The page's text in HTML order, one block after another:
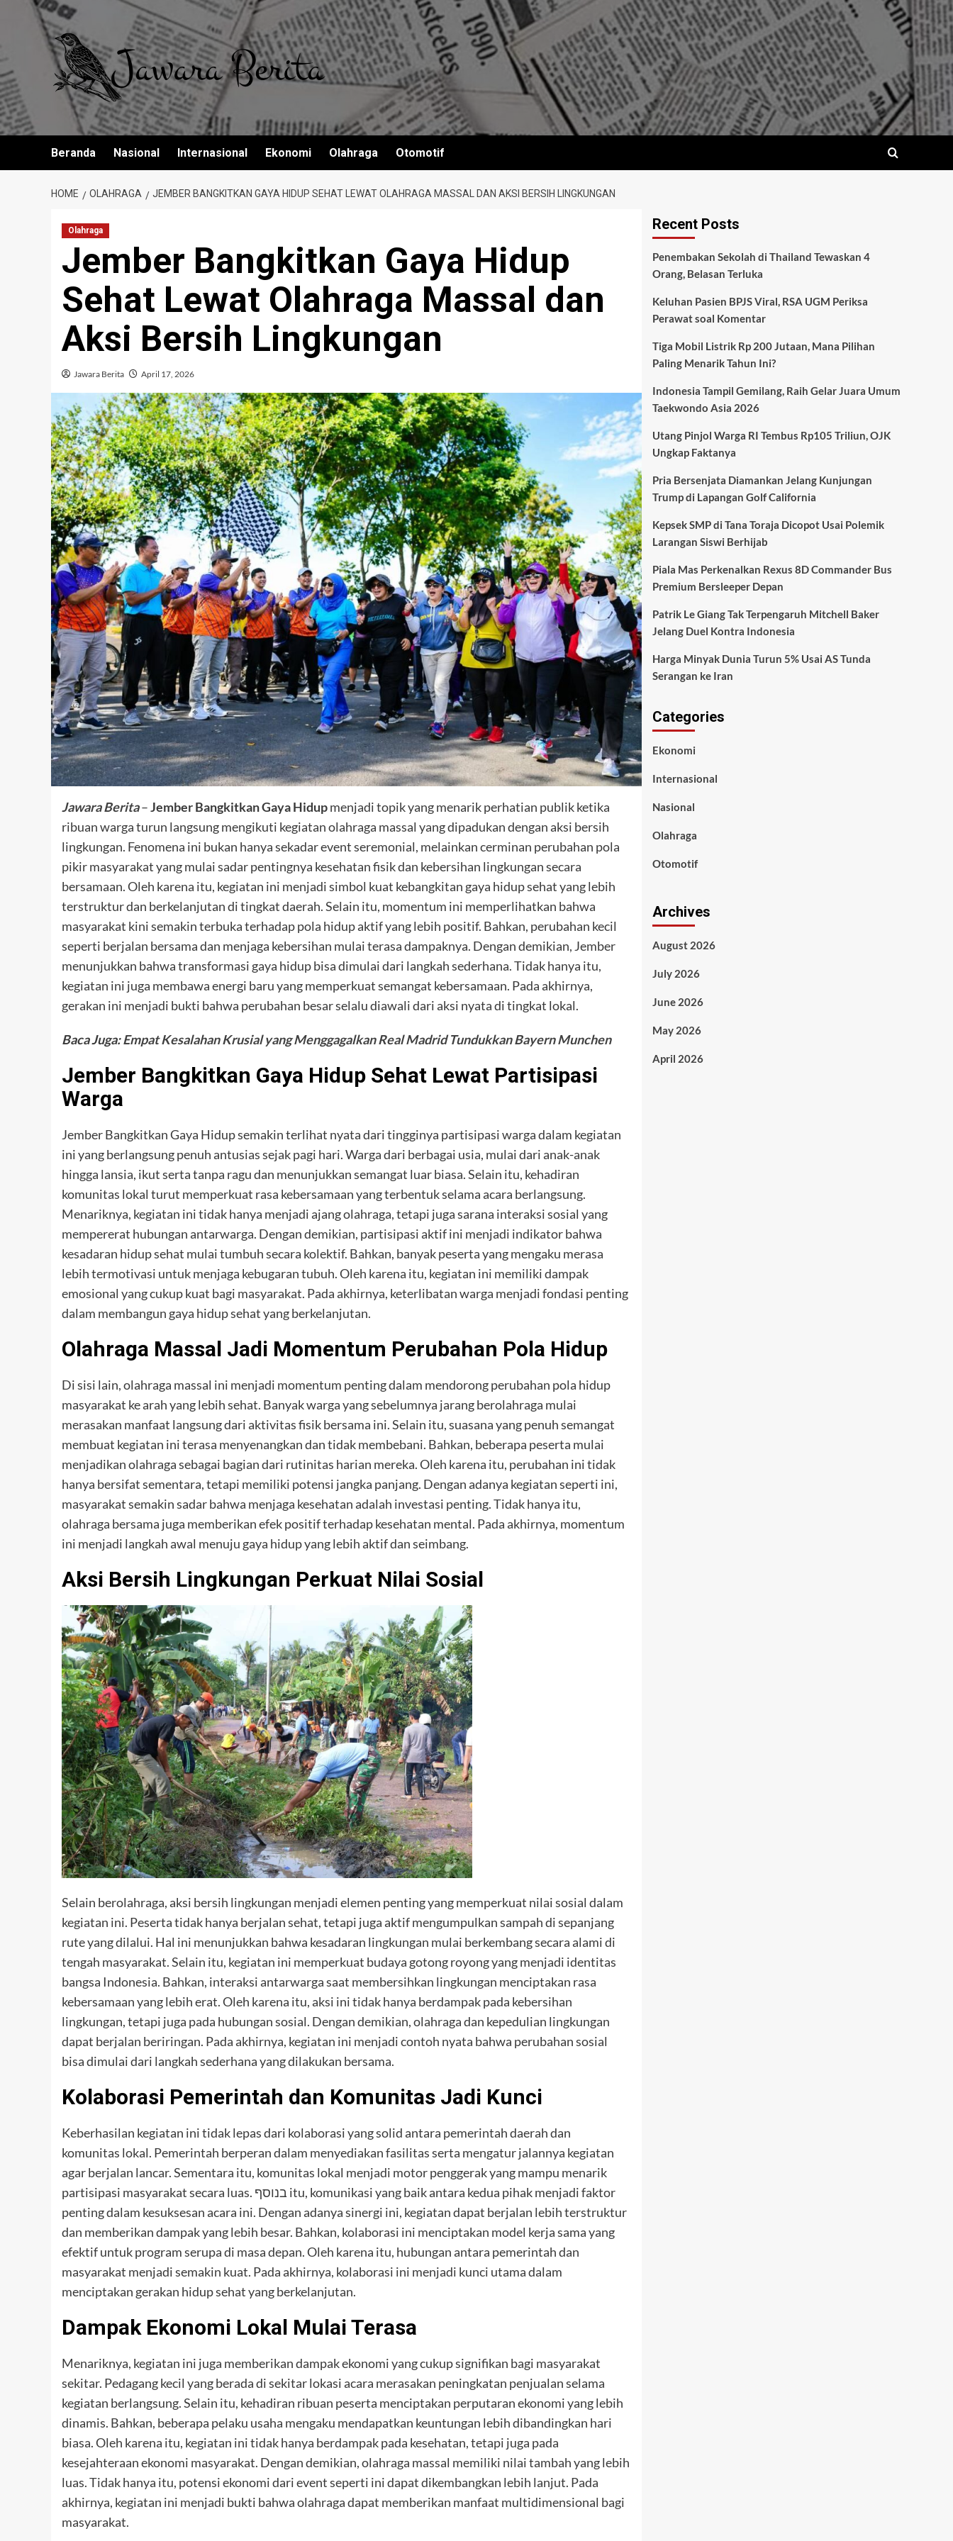
content
Beranda Nasional Internasional Ekonomi Olahraga Otomotif
HOME OLAHRAGA JEMBER BANGKITKAN GAYA HIDUP SEHAT LEWAT OLAHRAGA MASSAL DAN AKSI BERSIH LINGKUNGAN
Olahraga
Jember Bangkitkan Gaya Hidup
Sehat Lewat Olahraga Massal dan
Aksi Bersih Lingkungan
Jawara Berita April 17, 2026
Jawara Berita–Jember Bangkitkan Gaya Hidupmenjadi topik yang menarik perhatian publik ketika
ribuan warga turun langsung mengikuti kegiatan olahraga massal yang dipadukan dengan aksi bersih
lingkungan. Fenomena ini bukan hanya sekadar event seremonial, melainkan cerminan perubahan pola
pikir masyarakat yang mulai sadar pentingnya kesehatan fisik dan kebersihan lingkungan secara
bersamaan. Oleh karena itu, kegiatan ini menjadi simbol kuat kebangkitan gaya hidup sehat yang lebih
terstruktur dan berkelanjutan di tingkat daerah. Selain itu, momentum ini memperlihatkan bahwa
masyarakat kini semakin terbuka terhadap pola hidup aktif yang lebih positif. Bahkan, perubahan kecil
seperti berjalan bersama dan menjaga kebersihan mulai terasa dampaknya. Dengan demikian, Jember
menunjukkan bahwa transformasi gaya hidup bisa dimulai dari langkah sederhana. Tidak hanya itu,
kegiatan ini juga membawa energi baru yang memperkuat semangat kebersamaan. Pada akhirnya,
gerakan ini menjadi bukti bahwa perubahan besar selalu diawali dari aksi nyata di tingkat lokal.
Baca Juga:Empat Kesalahan Krusial yang Menggagalkan Real Madrid Tundukkan Bayern Munchen
Jember Bangkitkan Gaya Hidup Sehat Lewat Partisipasi
Warga
Jember Bangkitkan Gaya Hidup semakin terlihat nyata dari tingginya partisipasi warga dalam kegiatan
ini yang berlangsung penuh antusias sejak pagi hari. Warga dari berbagai usia, mulai dari anak-anak
hingga lansia, ikut serta tanpa ragu dan menunjukkan semangat luar biasa. Selain itu, kehadiran
komunitas lokal turut memperkuat rasa kebersamaan yang terbentuk selama acara berlangsung.
Menariknya, kegiatan ini tidak hanya menjadi ajang olahraga, tetapi juga sarana interaksi sosial yang
mempererat hubungan antarwarga. Dengan demikian, partisipasi aktif ini menjadi indikator bahwa
kesadaran hidup sehat mulai tumbuh secara kolektif. Bahkan, banyak peserta yang mengaku merasa
lebih termotivasi untuk menjaga kebugaran tubuh. Oleh karena itu, kegiatan ini memiliki dampak
emosional yang cukup kuat bagi masyarakat. Pada akhirnya, keterlibatan warga menjadi fondasi penting
dalam membangun gaya hidup sehat yang berkelanjutan.
Olahraga Massal Jadi Momentum Perubahan Pola Hidup
Di sisi lain, olahraga massal ini menjadi momentum penting dalam mendorong perubahan pola hidup
masyarakat ke arah yang lebih sehat. Banyak warga yang sebelumnya jarang berolahraga mulai
merasakan manfaat langsung dari aktivitas fisik bersama ini. Selain itu, suasana yang penuh semangat
membuat kegiatan ini terasa menyenangkan dan tidak membebani. Bahkan, beberapa peserta mulai
menjadikan olahraga sebagai bagian dari rutinitas harian mereka. Oleh karena itu, perubahan ini tidak
hanya bersifat sementara, tetapi memiliki potensi jangka panjang. Dengan adanya kegiatan seperti ini,
masyarakat semakin sadar bahwa menjaga kesehatan adalah investasi penting. Tidak hanya itu,
olahraga bersama juga memberikan efek positif terhadap kesehatan mental. Pada akhirnya, momentum
ini menjadi langkah awal menuju gaya hidup yang lebih aktif dan seimbang.
Aksi Bersih Lingkungan Perkuat Nilai Sosial
Selain berolahraga, aksi bersih lingkungan menjadi elemen penting yang memperkuat nilai sosial dalam
kegiatan ini. Peserta tidak hanya berjalan sehat, tetapi juga aktif mengumpulkan sampah di sepanjang
rute yang dilalui. Hal ini menunjukkan bahwa kesadaran lingkungan mulai berkembang secara alami di
tengah masyarakat. Selain itu, kegiatan ini memperkuat budaya gotong royong yang menjadi identitas
bangsa Indonesia. Bahkan, interaksi antarwarga saat membersihkan lingkungan menciptakan rasa
kebersamaan yang lebih erat. Oleh karena itu, aksi ini tidak hanya berdampak pada kebersihan
lingkungan, tetapi juga pada hubungan sosial. Dengan demikian, olahraga dan kepedulian lingkungan
dapat berjalan beriringan. Pada akhirnya, kegiatan ini menjadi contoh nyata bahwa perubahan sosial
bisa dimulai dari langkah sederhana yang dilakukan bersama.
Kolaborasi Pemerintah dan Komunitas Jadi Kunci
Keberhasilan kegiatan ini tidak lepas dari kolaborasi yang solid antara pemerintah daerah dan
komunitas lokal. Pemerintah berperan dalam menyediakan fasilitas serta mengatur jalannya kegiatan
agar berjalan lancar. Sementara itu, komunitas lokal menjadi motor penggerak yang mampu menarik
partisipasi masyarakat secara luas. בנוסף itu, komunikasi yang baik antara kedua pihak menjadi faktor
penting dalam kesuksesan acara ini. Dengan adanya sinergi ini, kegiatan dapat berjalan lebih terstruktur
dan memberikan dampak yang lebih besar. Bahkan, kolaborasi ini menciptakan model kerja sama yang
efektif untuk program serupa di masa depan. Oleh karena itu, hubungan antara pemerintah dan
masyarakat menjadi semakin kuat. Pada akhirnya, kolaborasi ini menjadi kunci utama dalam
menciptakan gerakan hidup sehat yang berkelanjutan.
Dampak Ekonomi Lokal Mulai Terasa
Menariknya, kegiatan ini juga memberikan dampak ekonomi yang cukup signifikan bagi masyarakat
sekitar. Pedagang kecil yang berada di sekitar lokasi acara merasakan peningkatan penjualan selama
kegiatan berlangsung. Selain itu, kehadiran ribuan peserta menciptakan perputaran ekonomi yang lebih
dinamis. Bahkan, beberapa pelaku usaha mengaku mendapatkan keuntungan lebih dibandingkan hari
biasa. Oleh karena itu, kegiatan ini tidak hanya berdampak pada kesehatan, tetapi juga pada
kesejahteraan ekonomi masyarakat. Dengan demikian, olahraga massal memiliki nilai tambah yang lebih
luas. Tidak hanya itu, potensi ekonomi dari event seperti ini dapat dikembangkan lebih lanjut. Pada
akhirnya, kegiatan ini menjadi bukti bahwa olahraga dapat memberikan manfaat multidimensional bagi
masyarakat.
Recent Posts
Penembakan Sekolah di Thailand Tewaskan 4
Orang, Belasan Terluka
Keluhan Pasien BPJS Viral, RSA UGM Periksa
Perawat soal Komentar
Tiga Mobil Listrik Rp 200 Jutaan, Mana Pilihan
Paling Menarik Tahun Ini?
Indonesia Tampil Gemilang, Raih Gelar Juara Umum
Taekwondo Asia 2026
Utang Pinjol Warga RI Tembus Rp105 Triliun, OJK
Ungkap Faktanya
Pria Bersenjata Diamankan Jelang Kunjungan
Trump di Lapangan Golf California
Kepsek SMP di Tana Toraja Dicopot Usai Polemik
Larangan Siswi Berhijab
Piala Mas Perkenalkan Rexus 8D Commander Bus
Premium Bersleeper Depan
Patrik Le Giang Tak Terpengaruh Mitchell Baker
Jelang Duel Kontra Indonesia
Harga Minyak Dunia Turun 5% Usai AS Tunda
Serangan ke Iran
Categories
Ekonomi
Internasional
Nasional
Olahraga
Otomotif
Archives
August 2026
July 2026
June 2026
May 2026
April 2026